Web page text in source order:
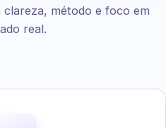
método e foco em
real.